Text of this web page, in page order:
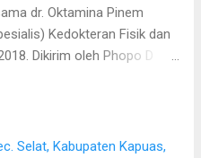
dr. Oktamina Pinem
Kedokteran Fisik dan
Dikirim oleh Phopo D
Selat, Kabupaten Kapuas,